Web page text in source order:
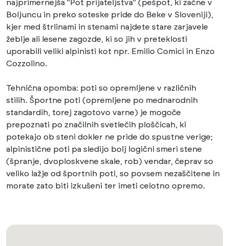
najprimernejša "Pot prijateljstva" (pešpot, ki začne v
Boljuncu in preko soteske pride do Beke v Sloveniji),
kjer med štrlinami in stenami najdete stare zarjavele
žeblje ali lesene zagozde, ki so jih v preteklosti
uporabili veliki alpinisti kot npr. Emilio Comici in Enzo
Cozzolino.
Tehnična opomba: poti so opremljene v različnih
stilih. Športne poti (opremljene po mednarodnih
standardih, torej zagotovo varne) je mogoče
prepoznati po značilnih svetlečih ploščicah, ki
potekajo ob steni dokler ne pride do spustne verige;
alpinistične poti pa sledijo bolj logični smeri stene
(špranje, dvoploskvene skale, rob) vendar, čeprav so
veliko lažje od športnih poti, so povsem nezaščitene in
morate zato biti izkušeni ter imeti celotno opremo.